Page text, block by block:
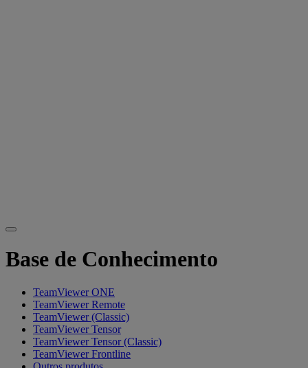
Base de Conhecimento
TeamViewer ONE
TeamViewer Remote
TeamViewer (Classic)
TeamViewer Tensor
TeamViewer Tensor (Classic)
TeamViewer Frontline